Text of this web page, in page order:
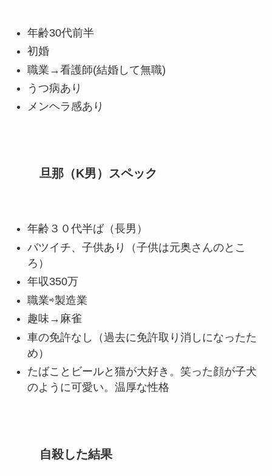
年齢30代前半
初婚
職業→看護師(結婚して無職)
うつ病あり
メンヘラ感あり
旦那（K男）スペック
年齢３０代半ば（長男）
バツイチ、子供あり（子供は元奥さんのとこ
ろ）
年収350万
職業⇨製造業
趣味→麻雀
車の免許なし（過去に免許取り消しになったた
め）
たばことビールと猫が大好き。笑った顔が子犬
のように可愛い。温厚な性格
自殺した結果